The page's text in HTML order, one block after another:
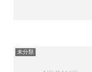
未分類